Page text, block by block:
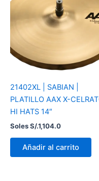
21402XL | SABIAN |
PLATILLO AAX X-
HI HATS 14″
Soles S/.1,104.0
Añadir al carrito